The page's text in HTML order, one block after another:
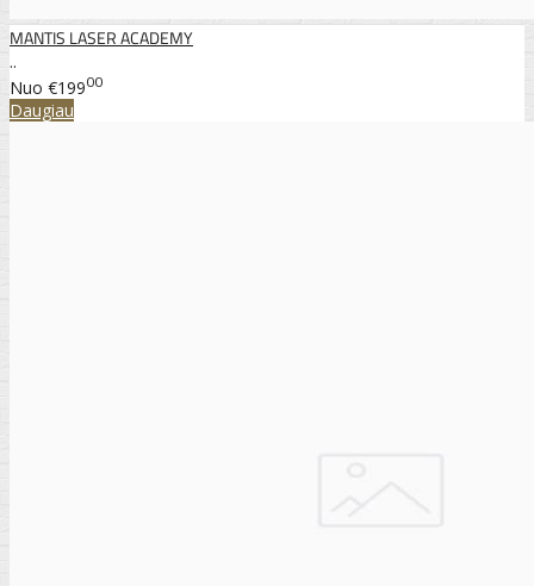
MANTIS LASER ACADEMY
..
Nuo €19900
Daugiau